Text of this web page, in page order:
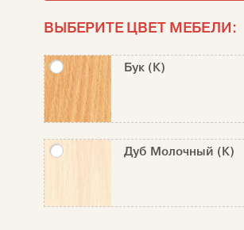
ВЫБЕРИТЕ ЦВЕТ МЕБЕЛИ:
Бук (К)
Дуб Молочный (К)